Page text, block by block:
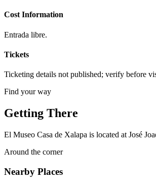
Cost Information
Entrada libre.
Tickets
Ticketing details not published; verify before
Find your way
Getting There
El Museo Casa de Xalapa is located at José
Around the corner
Nearby Places